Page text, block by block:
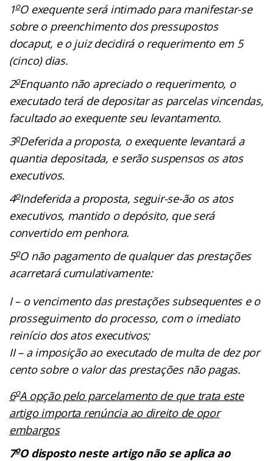
1oO exequente será intimado para manifestar-se
sobre o preenchimento dos pressupostos
docaput, e o juiz decidirá o requerimento em 5
(cinco) dias.
2oEnquanto não apreciado o requerimento, o
executado terá de depositar as parcelas vincendas,
facultado ao exequente seu levantamento.
3oDeferida a proposta, o exequente levantará a
quantia depositada, e serão suspensos os atos
executivos.
4oIndeferida a proposta, seguir-se-ão os atos
executivos, mantido o depósito, que será
convertido em penhora.
5oO não pagamento de qualquer das prestações
acarretará cumulativamente:
I – o vencimento das prestações subsequentes e o
prosseguimento do processo, com o imediato
reinício dos atos executivos;
II – a imposição ao executado de multa de dez por
cento sobre o valor das prestações não pagas.
6oA opção pelo parcelamento de que trata este
artigo importa renúncia ao direito de opor
embargos
7oO disposto neste artigo não se aplica ao